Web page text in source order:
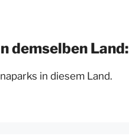
demselben Land:
in diesem Land.